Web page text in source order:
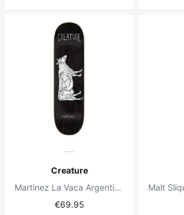
Creature
Martinez La Vaca Argentina 8.6" Skateboard Deck
€69.95